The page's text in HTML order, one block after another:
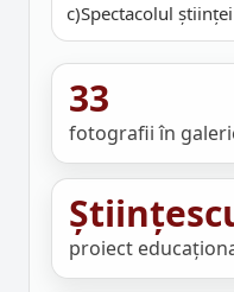
c)Spectacolul științei
33
fotografii în
proiect